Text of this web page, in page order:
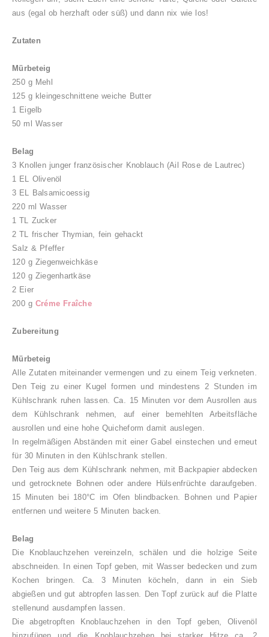
aus (egal ob herzhaft oder süß) und dann nix wie los!
Zutaten
Mürbeteig
250 g Mehl
125 g kleingeschnittene weiche Butter
1 Eigelb
50 ml Wasser
Belag
3 Knollen junger französischer Knoblauch (Ail Rose de Lautrec)
1 EL Olivenöl
3 EL Balsamicoessig
220 ml Wasser
1 TL Zucker
2 TL frischer Thymian, fein gehackt
Salz & Pfeffer
120 g Ziegenweichkäse
120 g Ziegenhartkäse
2 Eier
200 g Créme Fraîche
Zubereitung
Mürbeteig
Alle Zutaten miteinander vermengen und zu einem Teig verkneten.
Den Teig zu einer Kugel formen und mindestens 2 Stunden im
Kühlschrank ruhen lassen. Ca. 15 Minuten vor dem Ausrollen aus
dem Kühlschrank nehmen, auf einer bemehlten Arbeitsfläche
ausrollen und eine hohe Quicheform damit auslegen.
In regelmäßigen Abständen mit einer Gabel einstechen und erneut
für 30 Minuten in den Kühlschrank stellen.
Den Teig aus dem Kühlschrank nehmen, mit Backpapier abdecken
und getrocknete Bohnen oder andere Hülsenfrüchte daraufgeben.
15 Minuten bei 180°C im Ofen blindbacken. Bohnen und Papier
entfernen und weitere 5 Minuten backen.
Belag
Die Knoblauchzehen vereinzeln, schälen und die holzige Seite
abschneiden. In einen Topf geben, mit Wasser bedecken und zum
Kochen bringen. Ca. 3 Minuten köcheln, dann in ein Sieb
abgießen und gut abtropfen lassen. Den Topf zurück auf die Platte
stellenund ausdampfen lassen.
Die abgetropften Knoblauchzehen in den Topf geben, Olivenöl